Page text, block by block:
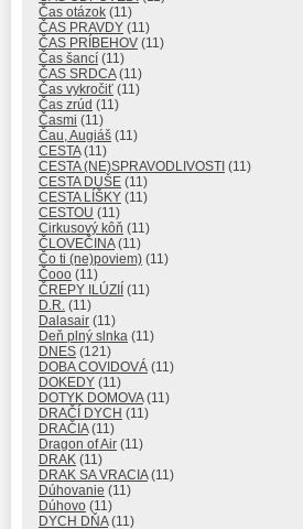
Čas otázok (11)
ČAS PRAVDY (11)
ČAS PRÍBEHOV (11)
Čas šancí (11)
ČAS SRDCA(11)
Čas vykročiť (11)
Čas zrúd (11)
Časmi (11)
Čau, Augiáš (11)
CESTA(11)
CESTA (NE)SPRAVODLIVOSTI (11)
CESTA DUŠE (11)
CESTA LÍŠKY (11)
CESTOU (11)
Cirkusový kôň (11)
ČLOVEČINA(11)
Čo ti (ne)poviem) (11)
Čooo (11)
ČREPY ILÚZIÍ (11)
D.R. (11)
Dalasair (11)
Deň plný slnka (11)
DNES (121)
DOBA COVIDOVÁ (11)
DOKEDY (11)
DOTYK DOMOVA(11)
DRAČÍ DYCH (11)
DRAČIA(11)
Dragon of Air (11)
DRAK (11)
DRAK SA VRACIA(11)
Dúhovanie (11)
Dúhovo (11)
DYCH DŇA(11)